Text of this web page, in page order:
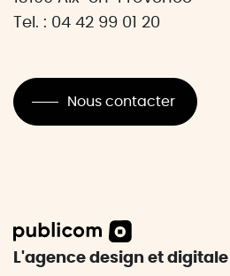
Tel. : 04 42 99 01 20
Nous contacter
L'agence design et digitale